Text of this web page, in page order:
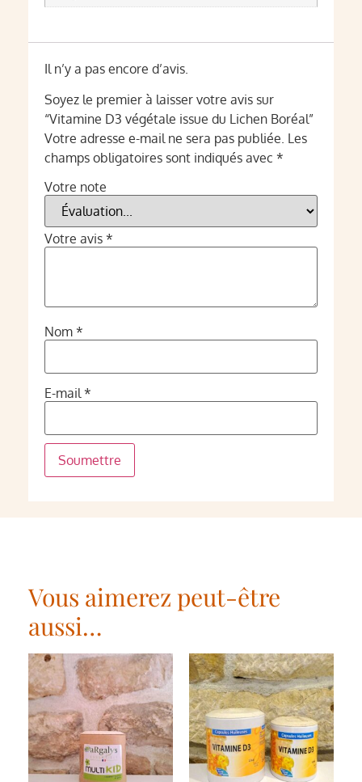
Il n’y a pas encore d’avis.
Soyez le premier à laisser votre avis sur
“Vitamine D3 végétale issue du Lichen Boréal”
Votre adresse e-mail ne sera pas publiée. Les
champs obligatoires sont indiqués avec *
Votre note
Votre avis *
Nom *
E-mail *
Vous aimerez peut-être
aussi…